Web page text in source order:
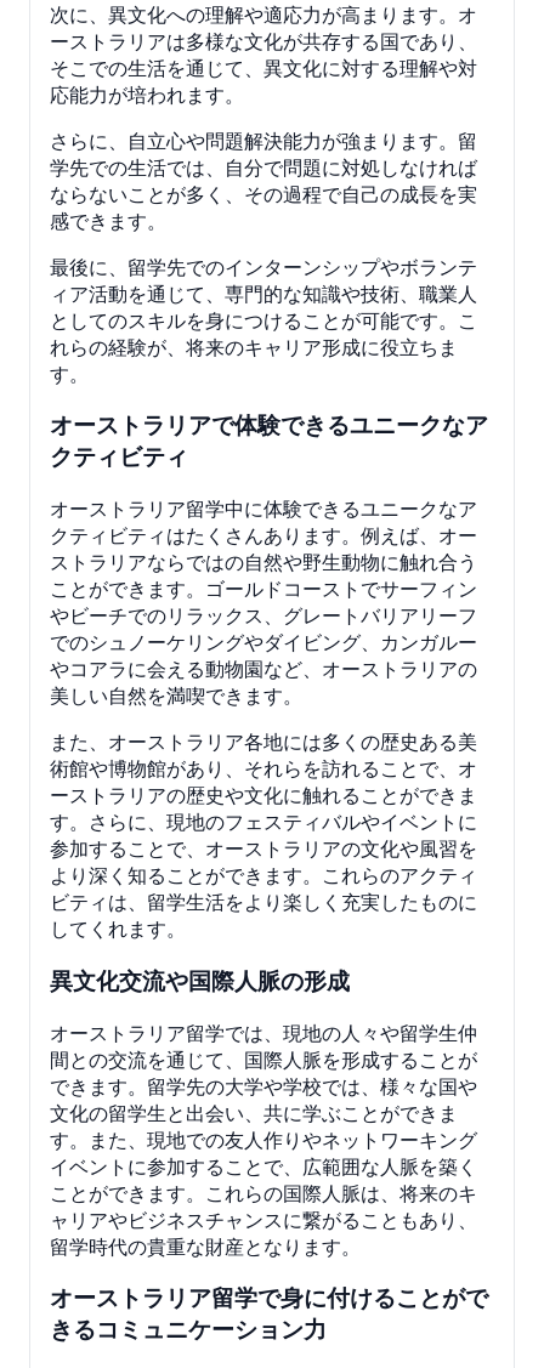
次に、異文化への理解や適応力が高まります。オ
ーストラリアは多様な文化が共存する国であり、
そこでの生活を通じて、異文化に対する理解や対
応能力が培われます。
さらに、自立心や問題解決能力が強まります。留
学先での生活では、自分で問題に対処しなければ
ならないことが多く、その過程で自己の成長を実
感できます。
最後に、留学先でのインターンシップやボランテ
ィア活動を通じて、専門的な知識や技術、職業人
としてのスキルを身につけることが可能です。こ
れらの経験が、将来のキャリア形成に役立ちま
す。
オーストラリアで体験できるユニークなア
クティビティ
オーストラリア留学中に体験できるユニークなア
クティビティはたくさんあります。例えば、オー
ストラリアならではの自然や野生動物に触れ合う
ことができます。ゴールドコーストでサーフィン
やビーチでのリラックス、グレートバリアリーフ
でのシュノーケリングやダイビング、カンガルー
やコアラに会える動物園など、オーストラリアの
美しい自然を満喫できます。
また、オーストラリア各地には多くの歴史ある美
術館や博物館があり、それらを訪れることで、オ
ーストラリアの歴史や文化に触れることができま
す。さらに、現地のフェスティバルやイベントに
参加することで、オーストラリアの文化や風習を
より深く知ることができます。これらのアクティ
ビティは、留学生活をより楽しく充実したものに
してくれます。
異文化交流や国際人脈の形成
オーストラリア留学では、現地の人々や留学生仲
間との交流を通じて、国際人脈を形成することが
できます。留学先の大学や学校では、様々な国や
文化の留学生と出会い、共に学ぶことができま
す。また、現地での友人作りやネットワーキング
イベントに参加することで、広範囲な人脈を築く
ことができます。これらの国際人脈は、将来のキ
ャリアやビジネスチャンスに繋がることもあり、
留学時代の貴重な財産となります。
オーストラリア留学で身に付けることがで
きるコミュニケーション力